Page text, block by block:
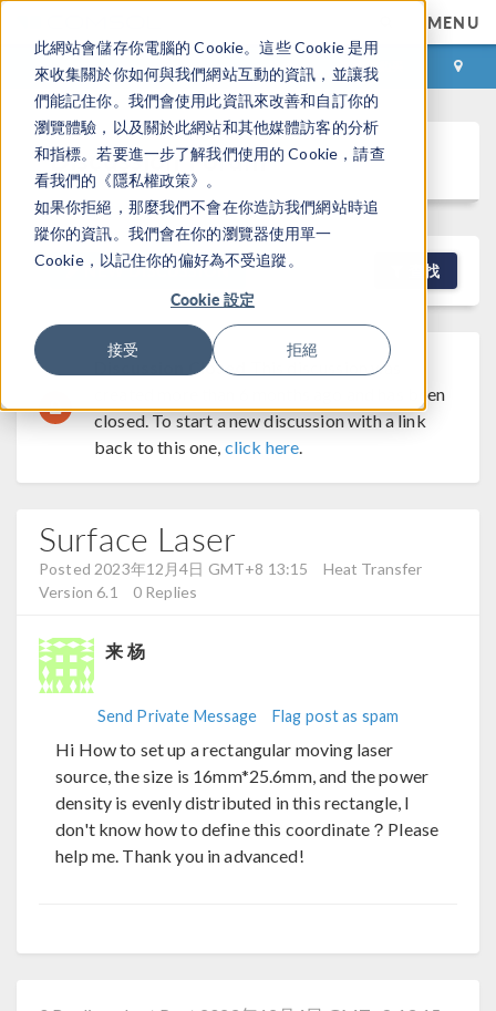
此網站會儲存你電腦的 Cookie。這些 Cookie 是用
來收集關於你如何與我們網站互動的資訊，並讓我
們能記住你。我們會使用此資訊來改善和自訂你的
瀏覽體驗，以及關於此網站和其他媒體訪客的分析
和指標。若要進一步了解我們使用的 Cookie，請查
看我們的《隱私權政策》。
如果你拒絕，那麼我們不會在你造訪我們網站時追
蹤你的資訊。我們會在你的瀏覽器使用單一
Cookie，以記住你的偏好為不受追蹤。
Cookie 設定
接受 拒絕
MENU
登录 咨询与购买
Discussion Forum
NEW DISCUSSION 查找
Discussion Closed
This discussion was
created more than 6 months ago and has been
closed. To start a new discussion with a link
back to this one, click here.
Surface Laser
Posted 2023年12月4日 GMT+8 13:15
Heat Transfer
Version 6.1
0 Replies
来 杨
Send Private Message Flag post as spam
Hi How to set up a rectangular moving laser
source, the size is 16mm*25.6mm, and the power
density is evenly distributed in this rectangle, I
don't know how to define this coordinate？Please
help me. Thank you in advanced!